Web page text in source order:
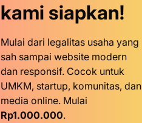
kami siapkan!
Mulai dari legalitas usaha yang
sah sampai website modern
dan responsif. Cocok untuk
UMKM, startup, komunitas, dan
media online. Mulai
Rp1.000.000.